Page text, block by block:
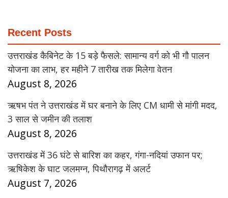
Recent Posts
उत्तराखंड कैबिनेट के 15 बड़े फैसले: सामान्य वर्ग को भी गौ पालन
योजना का लाभ, हर महीने 7 तारीख तक मिलेगा वेतन
August 8, 2026
ऋषभ पंत ने उत्तराखंड में घर बनाने के लिए CM धामी से मांगी मदद,
3 साल से जमीन की तलाश
August 8, 2026
उत्तराखंड में 36 घंटे से बारिश का कहर, गंगा-नदियां उफान पर;
ऋषिकेश के घाट जलमग्न, पिथौरागढ़ में अलर्ट
August 7, 2026